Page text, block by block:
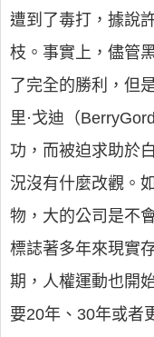
遭到了毒打，據說
枝。事實上，儘管
了完全的勝利，但
里·戈迪（
功，而被迫求助於
況沒有什麼改觀。
物，大的公司是不
標誌著多年來現實
期，人權運動也開
要20年、30年或者